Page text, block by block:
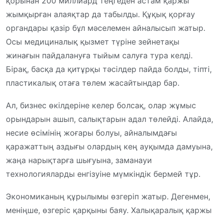
жымқырған алаяқтар да табылды. Құқық қорғау
органдары қазір бұл мәселемен айналысып жатыр.
Осы медициналық қызмет түріне зейнетақы
жинағын пайдалануға тыйым салуға тура келді.
Бірақ, басқа да қитұрқы тәсілдер пайда болды, тіпті,
пластикалық отаға төлем жасайтындар бар.
Ал, бизнес өкілдеріне келер болсақ, олар жұмыс
орындарын ашып, салықтарын адал төлейді. Алайда,
несие өсімінің жоғары болуы, айналымдағы
қаражаттың аздығы олардың кең ауқымда дамуына,
жаңа нарықтарға шығуына, заманауи
технологияларды енгізуіне мүмкіндік бермей тұр.
Экономиканың құрылымы өзгеріп жатыр. Дегенмен,
меніңше, өзгеріс қарқыны баяу. Халықаралық қаржы